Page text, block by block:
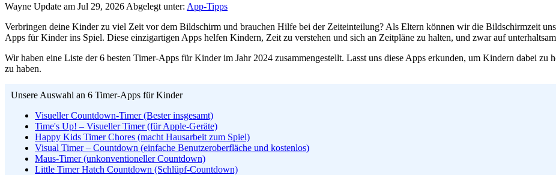
Wayne Update am Jul 29, 2026 Abgelegt unter: App-Tipps
Verbringen deine Kinder zu viel Zeit vor dem Bildschirm und brauchen Hilfe bei der Zeiteinteilung? Als Eltern können wir die Bildschirmzeit
Apps für Kinder ins Spiel. Diese einzigartigen Apps helfen Kindern, Zeit zu verstehen und sich an Zeitpläne zu halten, und zwar auf
Wir haben eine Liste der 6 besten Timer-Apps für Kinder im Jahr 2024 zusammengestellt. Lasst uns diese Apps erkunden, um Kindern dabei
zu haben.
Unsere Auswahl an 6 Timer-Apps für Kinder
Visueller Countdown-Timer (Bester insgesamt)
Time's Up! – Visueller Timer (für Apple-Geräte)
Happy Kids Timer Chores (macht Hausarbeit zum Spiel)
Visual Timer – Countdown (einfache Benutzeroberfläche und kostenlos)
Maus-Timer (unkonventioneller Countdown)
Little Timer Hatch Countdown (Schlüpf-Countdown)